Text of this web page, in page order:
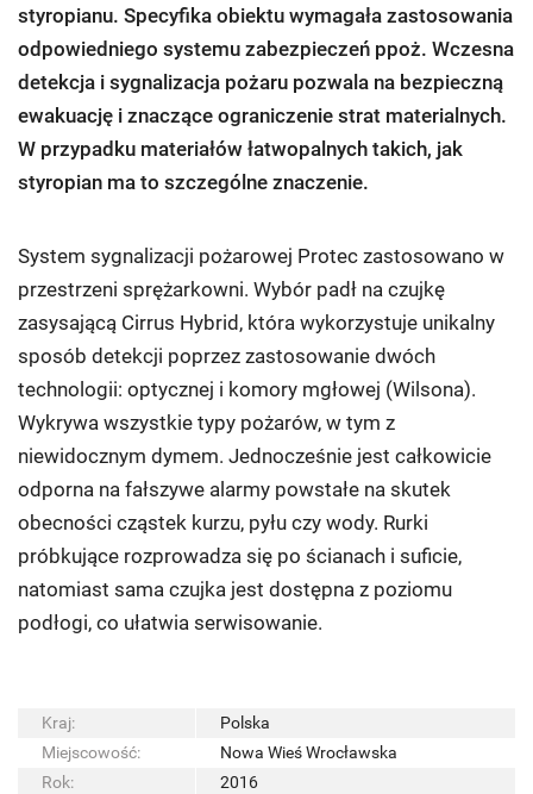
styropianu. Specyfika obiektu wymagała zastosowania
odpowiedniego systemu zabezpieczeń ppoż. Wczesna
detekcja i sygnalizacja pożaru pozwala na bezpieczną
ewakuację i znaczące ograniczenie strat materialnych.
W przypadku materiałów łatwopalnych takich, jak
styropian ma to szczególne znaczenie.
System sygnalizacji pożarowej Protec zastosowano w
przestrzeni sprężarkowni. Wybór padł na czujkę
zasysającą Cirrus Hybrid, która wykorzystuje unikalny
sposób detekcji poprzez zastosowanie dwóch
technologii: optycznej i komory mgłowej (Wilsona).
Wykrywa wszystkie typy pożarów, w tym z
niewidocznym dymem. Jednocześnie jest całkowicie
odporna na fałszywe alarmy powstałe na skutek
obecności cząstek kurzu, pyłu czy wody. Rurki
próbkujące rozprowadza się po ścianach i suficie,
natomiast sama czujka jest dostępna z poziomu
podłogi, co ułatwia serwisowanie.
Kraj:
Polska
Miejscowość:
Nowa Wieś Wrocławska
Rok:
2016